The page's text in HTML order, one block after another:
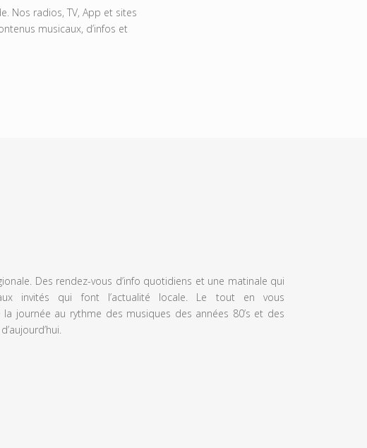
Nos radios, TV, App et sites
musicaux, d’infos et
Des rendez-vous d’info quotidiens et une matinale qui
invités qui font l’actualité locale. Le tout en vous
journée au rythme des musiques des années 80’s et des